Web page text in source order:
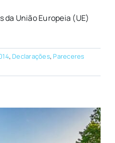
da União Europeia (UE)
, Declarações, Pareceres